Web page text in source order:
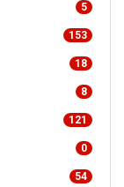
5
153
18
8
121
0
54